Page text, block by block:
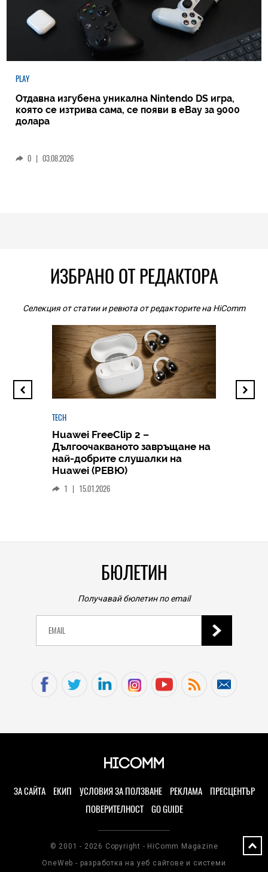
PLAY
Отдавна изгубена уникална Nintendo DS игра,
която се изтрива сама, се появи в eBay за 9000
долара
0 03.08.2026
ИЗБРАНО ОТ РЕДАКТОРА
Селекция от статии и ревюта от редакторите на HiComm
TECH
Huawei FreeClip 2 –
Дългоочакваното завръщане на
най-добрите слушалки на
Huawei (РЕВЮ)
1 | 15.01.2026
БЮЛЕТИН
Получавай бюлетин по email
ЗА САЙТА ЕКИП УСЛОВИЯ ЗА ПОЛЗВАНЕ РЕКЛАМА
ПРЕСЦЕНТЪР
ПОВЕРИТЕЛНОСТ
GO GUIDE
© 2001 - 2026 Copyright - HiComm Magazine
OneWeb - разработка на уеб сайтове и системи